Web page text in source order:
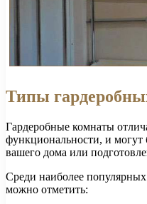
Типы
Гардеробные комнаты
функциональности, и могут
вашего дома или
Среди наиболее
можно отметить: